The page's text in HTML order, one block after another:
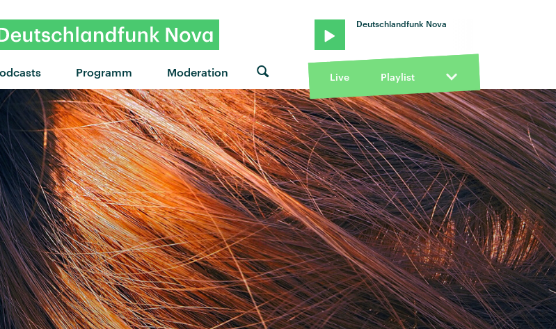
Programm Moderation
Deutschlandfunk Nova
Live Playlist